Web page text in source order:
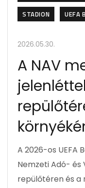
STADION
UEFA
2026.05.30.
A NAV
A 2026-os UEFA
Nemzeti Adó- és
repülőtéren és a